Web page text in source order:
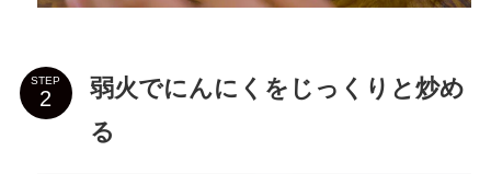
STEP
弱火でにんにくをじっくりと炒め
る